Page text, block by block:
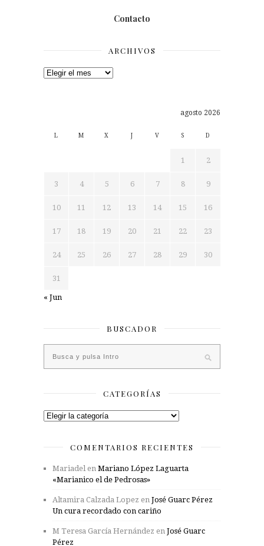
Contacto
ARCHIVOS
Archivos
agosto 2026
L M X J V S D
1 2
3 4 5 6 7 8 9
10 11 12 13 14 15 16
17 18 19 20 21 22 23
24 25 26 27 28 29 30
31
« Jun
BUSCADOR
CATEGORÍAS
Categorías
COMENTARIOS RECIENTES
Mariadel en Mariano López Laguarta
«Marianico el de Pedrosas»
Altamira Calzada Lopez en José Guarc Pérez
Un cura recordado con cariño
M Teresa García Hernández en José Guarc
Pérez